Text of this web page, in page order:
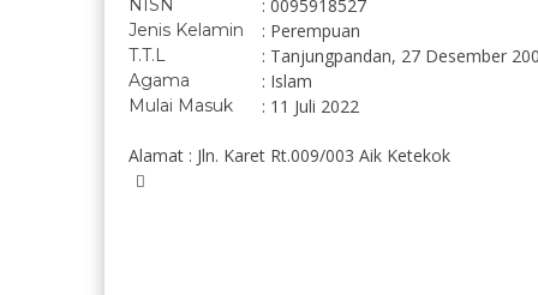
NISN : 0095918527
Jenis Kelamin : Perempuan
T.T.L : Tanjungpandan, 27 Desember
Agama : Islam
Mulai Masuk : 11 Juli 2022
Alamat : Jln. Karet Rt.009/003 Aik Ketekok